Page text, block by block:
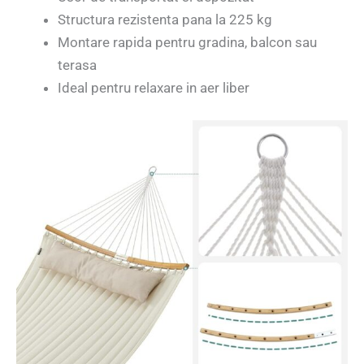
Structura rezistenta pana la 225 kg
Montare rapida pentru gradina, balcon sau
terasa
Ideal pentru relaxare in aer liber